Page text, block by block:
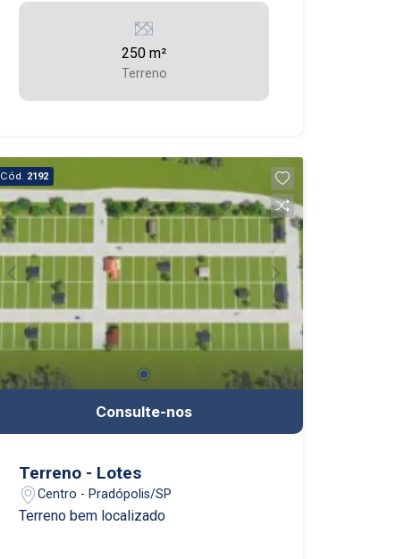
250 m²
Terreno
Cód. 2192
Consulte-nos
Terreno - Lotes
Centro - Pradópolis/SP
Terreno bem localizado